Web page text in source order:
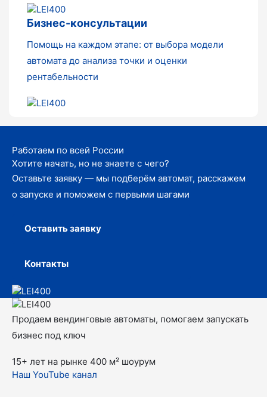
Бизнес-консультации
Помощь на каждом этапе: от выбора модели
автомата до анализа точки и оценки
рентабельности
Работаем по всей России
Хотите начать, но не знаете с чего?
Оставьте заявку — мы подберём автомат, расскажем
о запуске и поможем с первыми шагами
Оставить заявку
Контакты
Продаем вендинговые автоматы, помогаем запускать
бизнес под ключ
15+ лет на рынке 400 м² шоурум
Наш YouTube канал